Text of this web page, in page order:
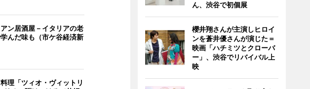
ン居酒屋－イタリアの老
んだ味も（市ケ谷経済新
理「ツィオ・ヴィットリ
ん、渋谷で初個展
櫻井翔さんが主演しヒロイ
ンを蒼井優さんが演じた＝
映画「ハチミツとクローバ
ー」、渋谷でリバイバル上
映